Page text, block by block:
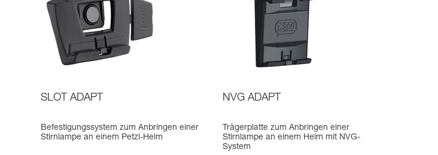
SLOT ADAPT
Befestigungssystem zum Anbringen einer
Stirnlampe an einem Petzl-Helm
NVG ADAPT
Trägerplatte zum Anbringen einer
Stirnlampe an einem Helm mit NVG-
System